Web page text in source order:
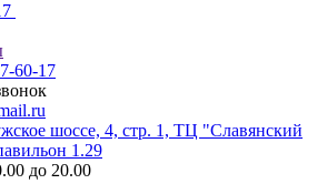
60-17
шоссе, 4, стр. 1, ТЦ "Славянский
1.29
до 20.00